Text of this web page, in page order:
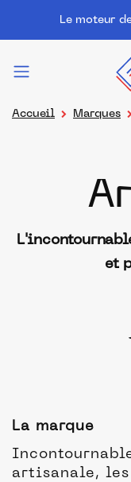
Le moteur
Accueil Marques
et
La marque
artisanale, les